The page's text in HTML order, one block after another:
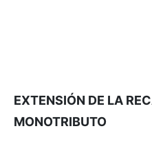
EXTENSIÓN DE LA
MONOTRIBUTO